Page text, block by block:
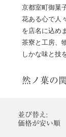
京都室町御菓
花ある心で人
を店名に込め
茶寮と工房、
しかな味と技
然ノ菓の
並び替え
価格が安い順